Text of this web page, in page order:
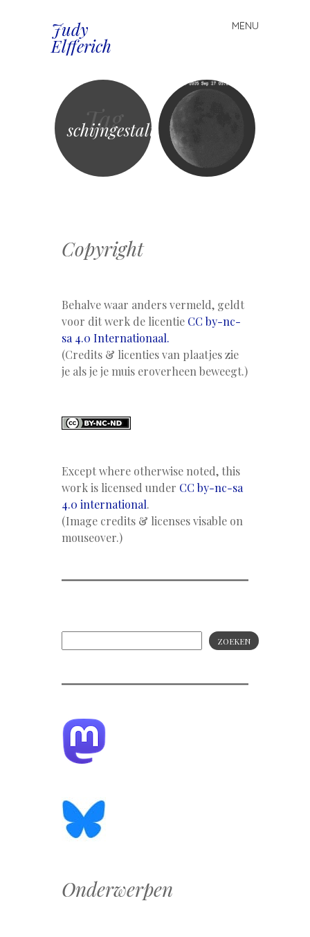
Judy
Elfferich
MENU
Spring
naar
Tag
schijngestalten
Copyright
Behalve waar anders vermeld, geldt
voor dit werk de licentie CC by-nc-
sa 4.0 Internationaal.
(Credits & licenties van plaatjes zie
je als je je muis eroverheen beweegt.)
Except where otherwise noted, this
work is licensed under CC by-nc-sa
4.0 international.
(Image credits & licenses visable on
mouseover.)
ZOEKEN
Onderwerpen